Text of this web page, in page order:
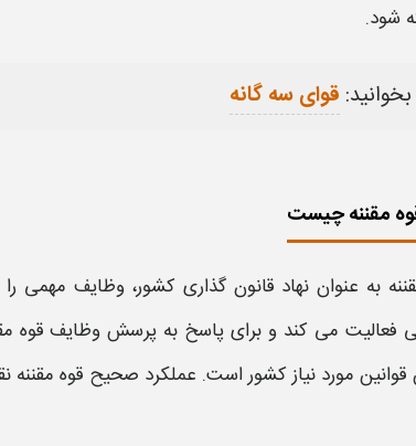
شود.
قوای سه گانه
مقننه چیست
به عنوان نهاد قانون گذاری کشور، وظایف مهمی را
فعالیت می کند و برای پاسخ به پرسش وظایف قوه
قوانین مورد نیاز کشور است. عملکرد صحیح قوه